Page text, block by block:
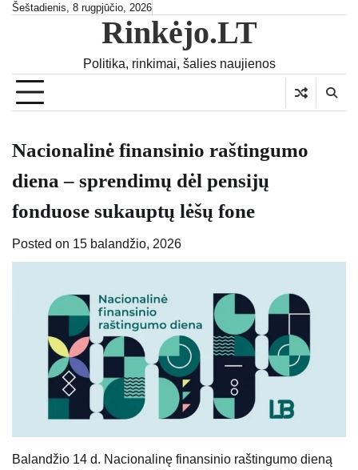
SkipŠeštadienis, 8 rugpjūčio, 2026
Rinkėjo.LT
Politika, rinkimai, šalies naujienos
Nacionalinė finansinio raštingumo
diena – sprendimų dėl pensijų
fonduose sukauptų lėšų fone
Posted on 15 balandžio, 2026
Balandžio 14 d. Nacionalinę finansinio raštingumo dieną